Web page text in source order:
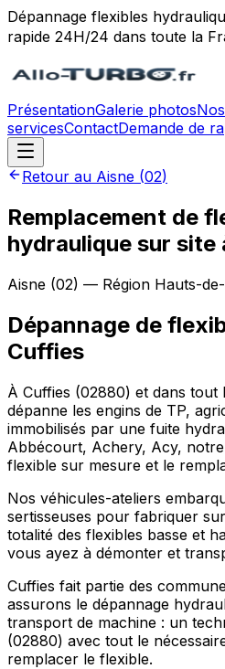
Dépannage flexibles
rapide 24H/24 dans toute la
PrésentationGalerie photosNos
servicesContactDemande de
Retour au Aisne (02)
Remplacement de
hydraulique sur site
Aisne (02) — Région Hauts-
Dépannage de
Cuffies
À Cuffies (02880) et dans
dépanne les engins de TP,
immobilisés par une fuite
Abbécourt, Achery, Acy,
flexible sur mesure et le
Nos véhicules-ateliers
sertisseuses pour fabriquer
totalité des flexibles basse et
vous ayez à démonter et
Cuffies fait partie des
assurons le dépannage
transport de machine : un
(02880) avec tout le
remplacer le flexible.